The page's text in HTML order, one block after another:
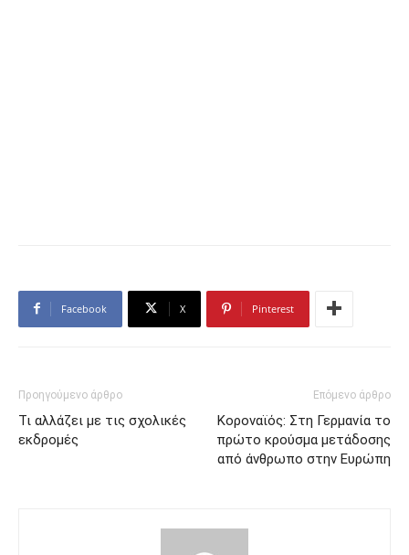
Facebook X Pinterest
Προηγούμενο άρθρο
Τι αλλάζει με τις σχολικές
εκδρομές
Επόμενο άρθρο
Κοροναϊός: Στη Γερμανία το
πρώτο κρούσμα μετάδοσης
από άνθρωπο στην Ευρώπη